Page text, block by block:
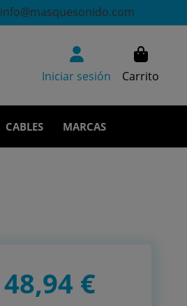
info@masquesonido.com
Iniciar sesión Carrito
CABLES MARCAS
48,94 €